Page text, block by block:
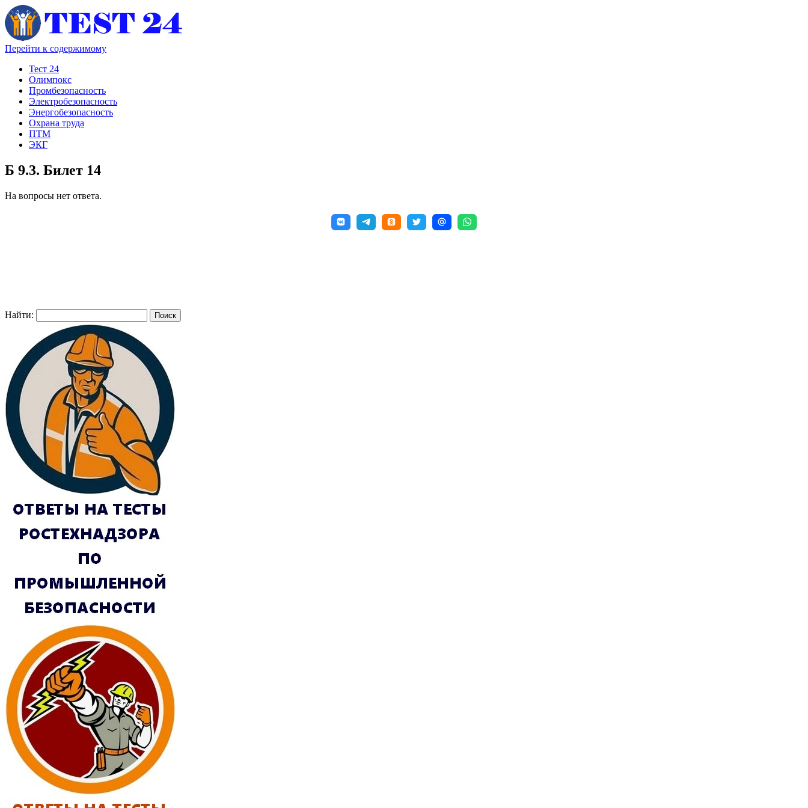
Перейти к содержимому
Тест 24
Олимпокс
Промбезопасность
Электробезопасность
Энергобезопасность
Охрана труда
ПТМ
ЭКГ
Б 9.3. Билет 14
На вопросы нет ответа.
Найти: